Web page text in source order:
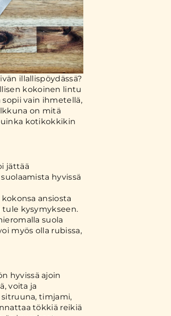
illallispöydässä?
kokoinen lintu
vain ihmetellä,
on mitä
kotikokkikin
jättää
hyvissä
ansiosta
tule kysymykseen.
suola
myös olla rubissa,
hyvissä ajoin
voita ja
timjami,
tökkiä reikiä